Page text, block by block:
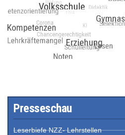
Presseschau
Leserbiefe NZZ- Lehrstellen